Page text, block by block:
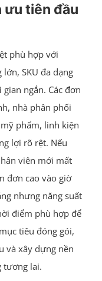
ưu tiên đầu
phù hợp với
SKU đa dạng
ngắn. Các đơn
nhà phân phối
phẩm, linh kiện
lợi rõ rệt. Nếu
viên mới mất
đơn cao vào giờ
nhưng năng suất
điểm phù hợp để
tiêu đóng gói,
và xây dựng nền
tương lai.